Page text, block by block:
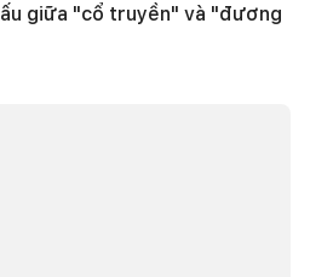
giữa "cổ truyền" và "đương